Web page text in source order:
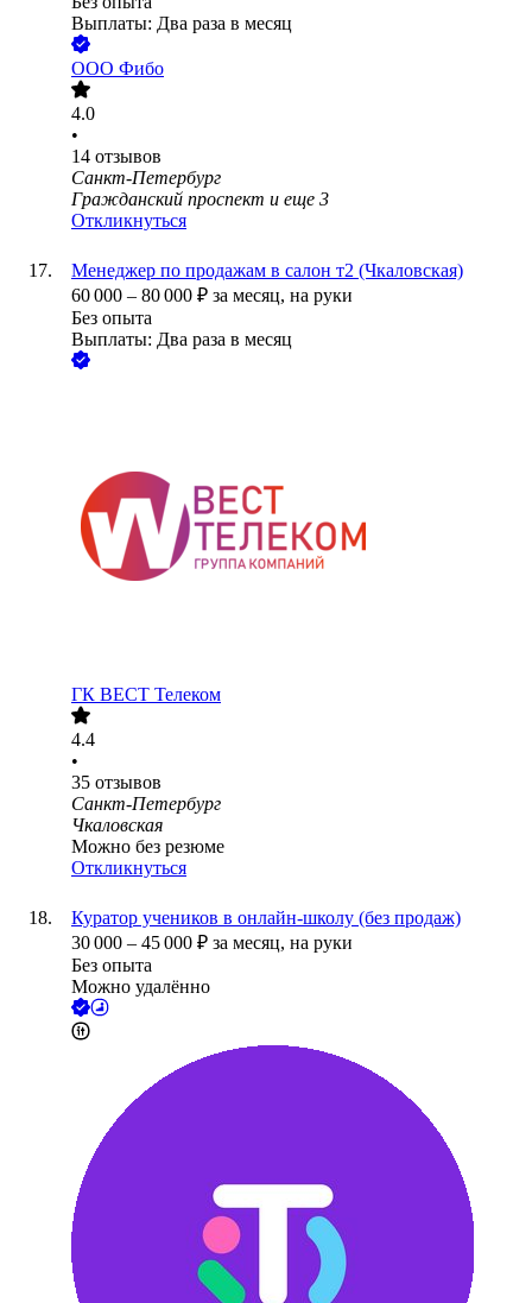
Выплаты: Два раза в месяц
ООО Фибо
4.0
•
14 отзывов
Санкт-Петербург
Гражданский проспект и еще 3
Откликнуться
Менеджер по продажам в салон т2 (Чкаловская)
60 000 – 80 000 ₽ за месяц, на руки
Без опыта
Выплаты: Два раза в месяц
ГК ВЕСТ Телеком
4.4
•
35 отзывов
Санкт-Петербург
Чкаловская
Можно без резюме
Откликнуться
Куратор учеников в онлайн-школу (без продаж)
30 000 – 45 000 ₽ за месяц, на руки
Без опыта
Можно удалённо